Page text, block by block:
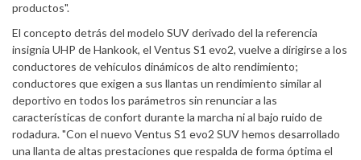
productos".
El concepto detrás del modelo SUV derivado del la referencia
insignia UHP de Hankook, el Ventus S1 evo2, vuelve a dirigirse a los
conductores de vehículos dinámicos de alto rendimiento;
conductores que exigen a sus llantas un rendimiento similar al
deportivo en todos los parámetros sin renunciar a las
características de confort durante la marcha ni al bajo ruido de
rodadura. "Con el nuevo Ventus S1 evo2 SUV hemos desarrollado
una llanta de altas prestaciones que respalda de forma óptima el